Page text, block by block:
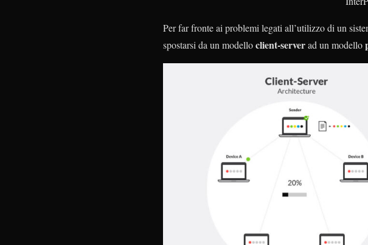
Per far fronte ai problemi legati all’utilizzo di un
spostarsi da un modelloclient-serverad un modello